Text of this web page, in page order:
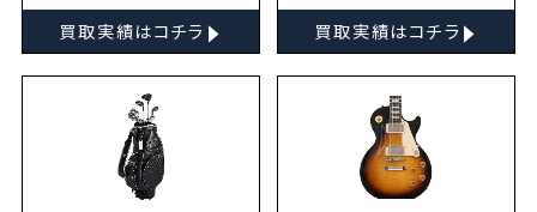
買取実績はコチラ ▸ 買取実績はコチラ ▸